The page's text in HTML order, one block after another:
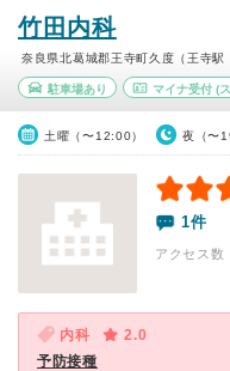
竹田内科
奈良県北葛城郡王寺町久度（王寺駅
駐車場あり マイナ受付(
土曜（〜12:00） 夜（〜
1件
アクセス
内科
2.0
予防接種